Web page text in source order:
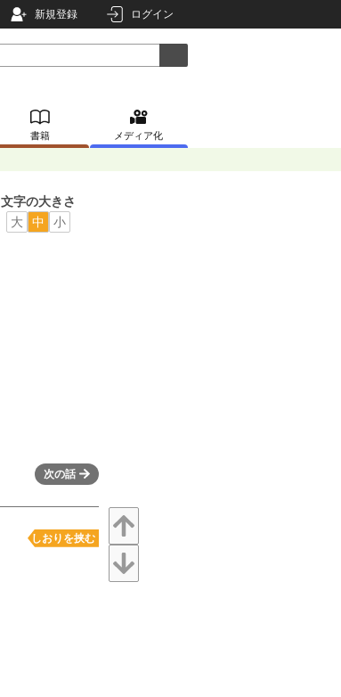
新規登録 ログイン
書籍 メディア化
文字の大きさ
大
中 小
次の話
しおりを挟む